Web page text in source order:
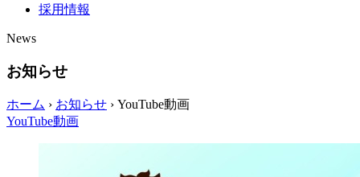
採用情報
News
お知らせ
ホーム › お知らせ › YouTube動画
YouTube動画